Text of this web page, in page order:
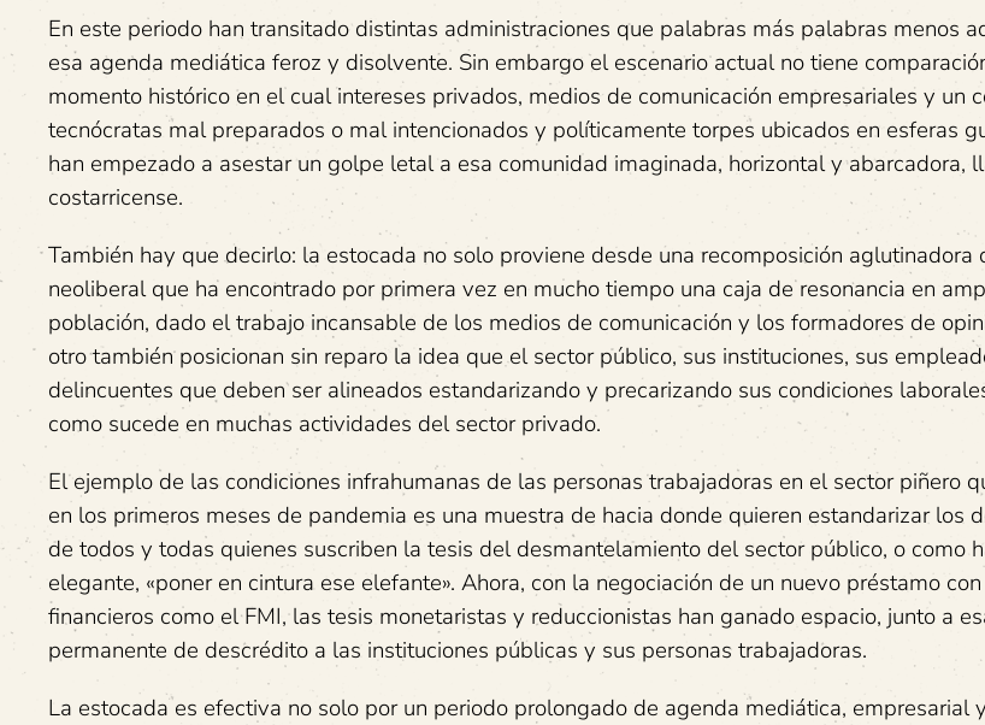
En este periodo han transitado distintas administraciones que palabras más palabras menos
esa agenda mediática feroz y disolvente. Sin embargo el escenario actual no tiene
momento histórico en el cual intereses privados, medios de comunicación empresariales y un
tecnócratas mal preparados o mal intencionados y políticamente torpes ubicados en esferas
han empezado a asestar un golpe letal a esa comunidad imaginada, horizontal y abarcadora,
costarricense.
También hay que decirlo: la estocada no solo proviene desde una recomposición aglutinadora
neoliberal que ha encontrado por primera vez en mucho tiempo una caja de resonancia en
población, dado el trabajo incansable de los medios de comunicación y los formadores de
otro también posicionan sin reparo la idea que el sector público, sus instituciones, sus
delincuentes que deben ser alineados estandarizando y precarizando sus condiciones
como sucede en muchas actividades del sector privado.
El ejemplo de las condiciones infrahumanas de las personas trabajadoras en el sector piñero
en los primeros meses de pandemia es una muestra de hacia donde quieren estandarizar los
de todos y todas quienes suscriben la tesis del desmantelamiento del sector público, o como
elegante, «poner en cintura ese elefante». Ahora, con la negociación de un nuevo préstamo
financieros como el FMI, las tesis monetaristas y reduccionistas han ganado espacio, junto a
permanente de descrédito a las instituciones públicas y sus personas trabajadoras.
La estocada es efectiva no solo por un periodo prolongado de agenda mediática, empresarial